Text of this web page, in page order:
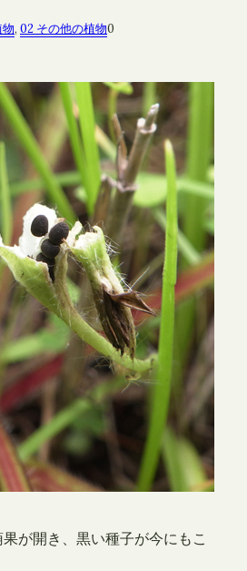
, 02 その他の植物0
が開き、黒い種子が今にもこ